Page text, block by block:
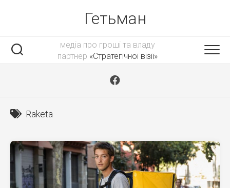
Гетьман
медіа про гроші та владу
партнер «Стратегічної візії»
Raketa